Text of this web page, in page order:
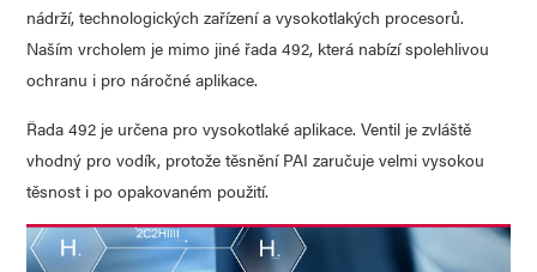
nádrží, technologických zařízení a vysokotlakých procesorů.
Naším vrcholem je mimo jiné řada 492, která nabízí spolehlivou
ochranu i pro náročné aplikace.
Řada 492 je určena pro vysokotlaké aplikace. Ventil je zvláště
vhodný pro vodík, protože těsnění PAI zaručuje velmi vysokou
těsnost i po opakovaném použití.